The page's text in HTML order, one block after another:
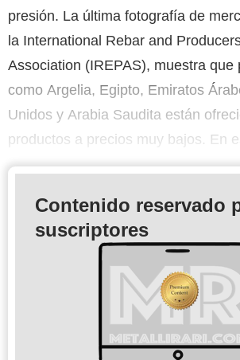
presión. La última fotografía de
la International Rebar and
Association (IREPAS), muestra que
como Argelia, Egipto, Emiratos
Unidos y Arabia Saudita están
productos a precios muy bajos. En
Contenido reservado
suscriptores